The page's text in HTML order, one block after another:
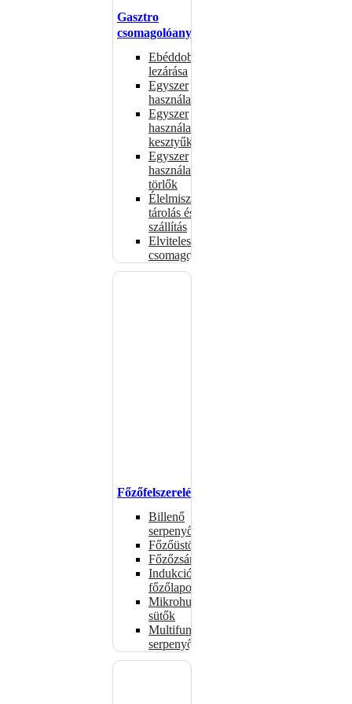
Gasztro
csomagolóanyagok
Ebéddobozok
lezárása
Egyszer
használatos
Egyszer
használatos
kesztyűk
Egyszer
használatos
törlők
Élelmiszer-
tárolás és
szállítás
Elviteles
csomagolóanyagok
Főzőfelszerelések
Billenő
serpenyők
Főzőüstök
Főzőzsámolyok
Indukciós
főzőlapok
Mikrohullámú
sütők
Multifunkciós
serpenyők